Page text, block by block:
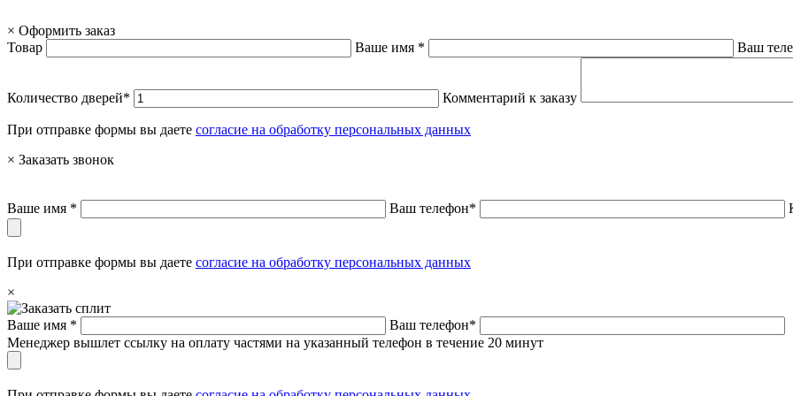
× Оформить заказ
Товар
Ваше имя * Ваш
Количество дверей* Комментарий к заказу
При отправке формы вы даете согласие на обработку персональных данных
× Заказать звонок
Ваше имя * Ваш телефон*
При отправке формы вы даете согласие на обработку персональных данных
×
Ваше имя *
Ваш телефон*
Менеджер вышлет ссылку на оплату частями на указанный телефон в течение 20 минут